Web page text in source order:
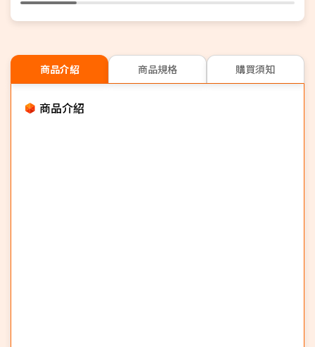
商品介紹 商品規格 購買須知
商品介紹